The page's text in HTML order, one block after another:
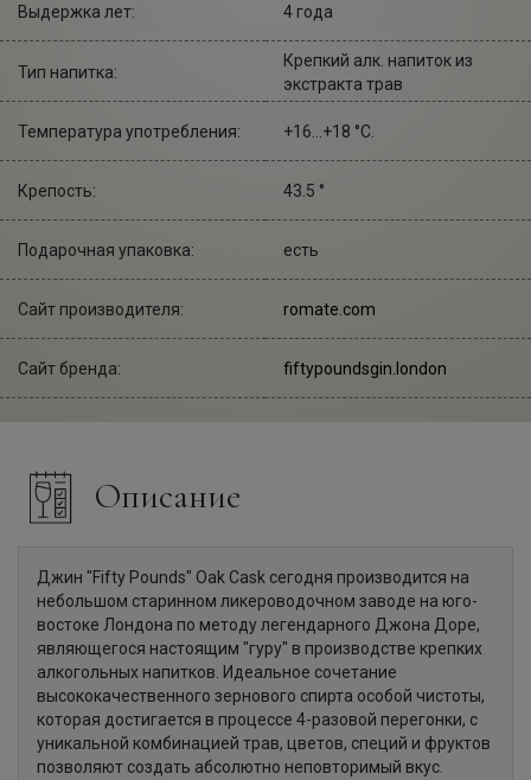
Выдержка лет: 4 года
Тип напитка:
Крепкий алк. напиток из
экстракта трав
Температура употребления: +16...+18 °С.
Крепость: 43.5 °
Подарочная упаковка: есть
Сайт производителя: romate.com
Сайт бренда: fiftypoundsgin.london
Описание
Джин "Fifty Pounds" Oak Cask сегодня производится на
небольшом старинном ликероводочном заводе на юго-
востоке Лондона по методу легендарного Джона Доре,
являющегося настоящим "гуру" в производстве крепких
алкогольных напитков. Идеальное сочетание
высококачественного зернового спирта особой чистоты,
которая достигается в процессе 4-разовой перегонки, с
уникальной комбинацией трав, цветов, специй и фруктов
позволяют создать абсолютно неповторимый вкус.